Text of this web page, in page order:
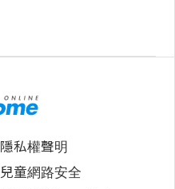
隱私權聲明
兒童網路安全